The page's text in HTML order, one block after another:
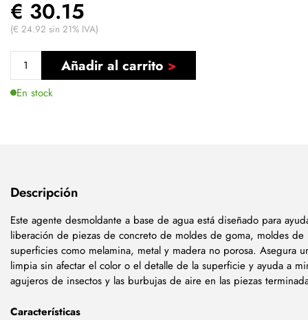
€ 30.15
(€ 24.92 sin 21% IVA)
Añadir al carrito
En stock
Descripción
Este agente desmoldante a base de agua está diseñado para
liberación de piezas de concreto de moldes de goma, moldes de
superficies como melamina, metal y madera no porosa. Asegura
limpia sin afectar el color o el detalle de la superficie y ayuda a
agujeros de insectos y las burbujas de aire en las piezas
Características